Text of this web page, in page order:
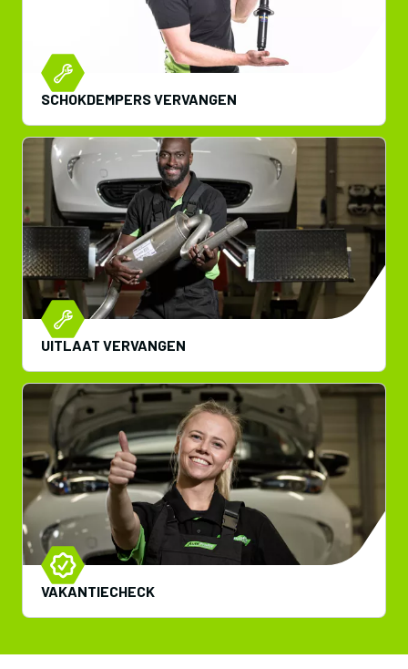
SCHOKDEMPERS VERVANGEN
UITLAAT VERVANGEN
VAKANTIECHECK